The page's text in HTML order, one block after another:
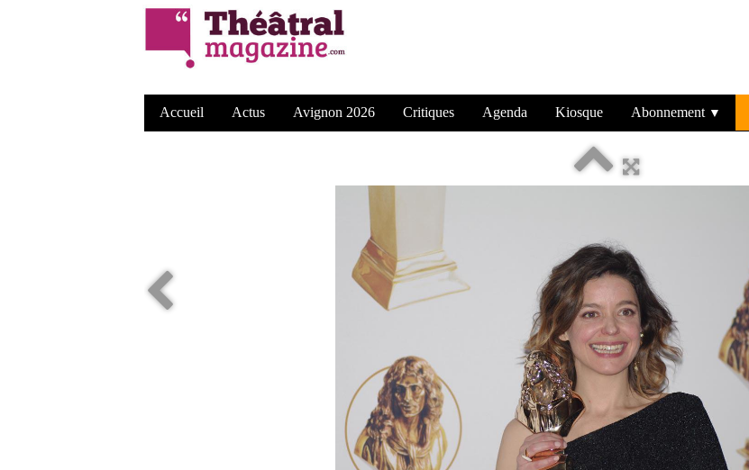
Accueil Actus Avignon 2026 Critiques Agenda Kiosque Abonnement ▼